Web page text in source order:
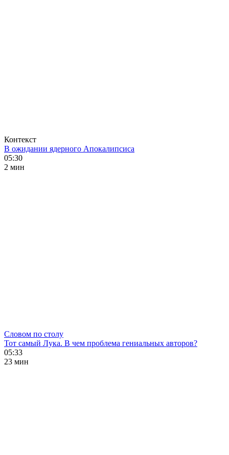
Контекст
В ожидании ядерного Апокалипсиса
05:30
2 мин
Словом по столу
Тот самый Лука. В чем проблема гениальных авторов?
05:33
23 мин